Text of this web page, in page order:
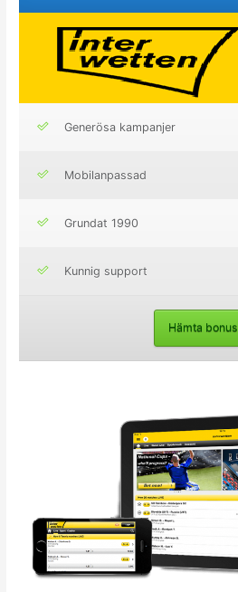
Generösa kampanjer
Mobilanpassad
Grundat 1990
Kunnig support
Hämta bonus